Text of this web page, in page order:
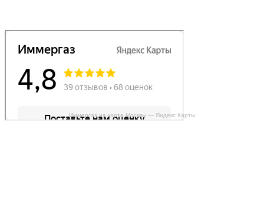
Иммергаз на карте Москвы — Яндекс Карты